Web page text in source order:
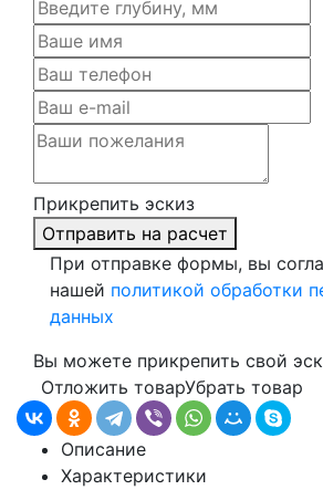
Прикрепить эскиз
Отправить на расчет
При отправке формы, вы
нашей политикой обработки
данных
Вы можете прикрепить свой
Отложить товарУбрать товар
Описание
Характеристики